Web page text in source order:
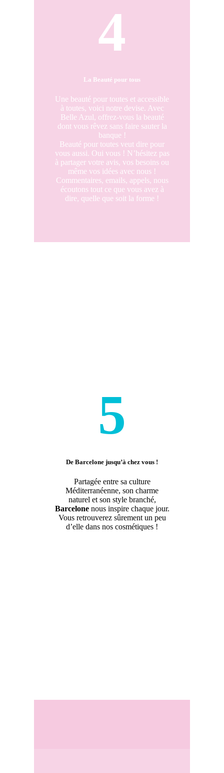
4
La Beauté pour tous
Une beauté pour toutes et accessible
à toutes, voici notre devise. Avec
Belle Azul, offrez-vous la beauté
dont vous rêvez sans faire sauter la
banque !
Beauté pour toutes veut dire pour
vous aussi. Oui vous ! N’hésitez pas
à partager votre avis, vos besoins ou
même vos idées avec nous !
Commentaires, emails, appels, nous
écoutons tout ce que vous avez à
dire, quelle que soit la forme !
5
De Barcelone jusqu’à chez vous !
Partagée entre sa culture
Méditerranéenne, son charme
naturel et son style branché,
Barcelonenous inspire chaque jour.
Vous retrouverez sûrement un peu
d’elle dans nos cosmétiques !